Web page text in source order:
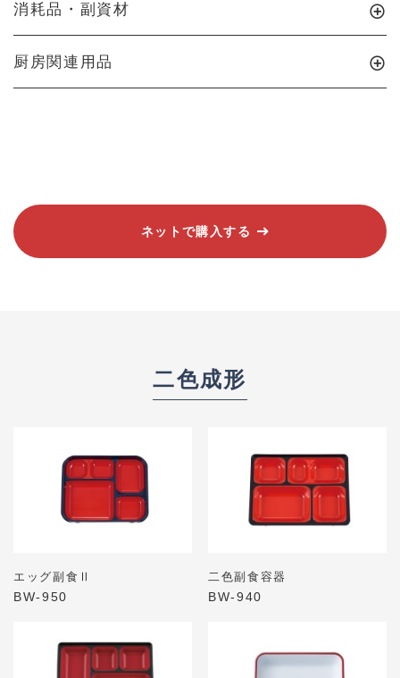
消耗品・副資材
厨房関連用品
ネットで購入する
二色成形
エッグ副食Ⅱ
BW-950
二色副食容器
BW-940